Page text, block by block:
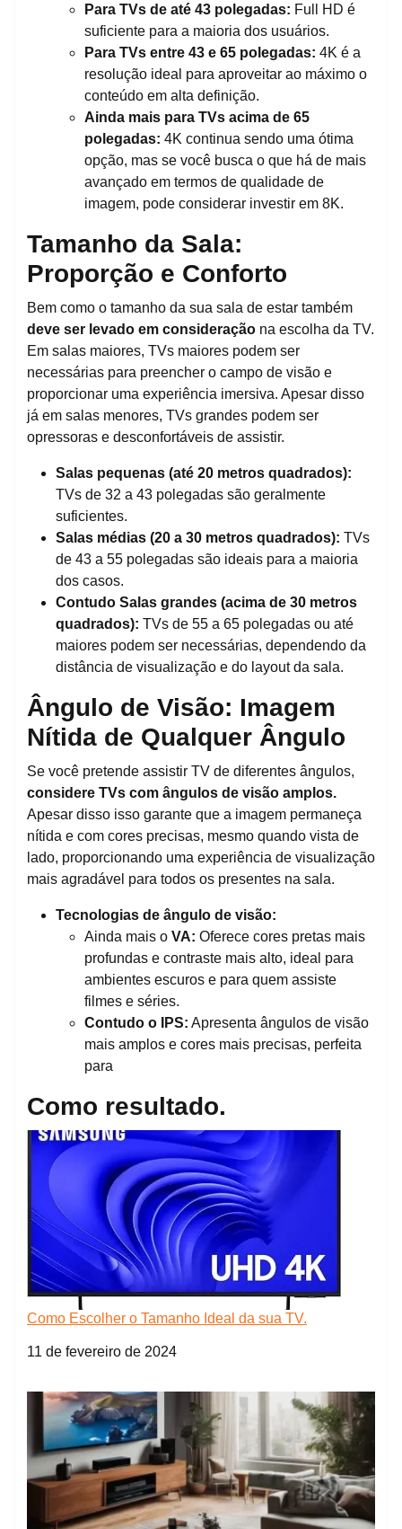
Para TVs de até 43 polegadas: Full HD é
suficiente para a maioria dos usuários.
Para TVs entre 43 e 65 polegadas: 4K é a
resolução ideal para aproveitar ao máximo o
conteúdo em alta definição.
Ainda mais para TVs acima de 65
polegadas: 4K continua sendo uma ótima
opção, mas se você busca o que há de mais
avançado em termos de qualidade de
imagem, pode considerar investir em 8K.
Tamanho da Sala:
Proporção e Conforto
Bem como o tamanho da sua sala de estar também
deve ser levado em consideração na escolha da TV.
Em salas maiores, TVs maiores podem ser
necessárias para preencher o campo de visão e
proporcionar uma experiência imersiva. Apesar disso
já em salas menores, TVs grandes podem ser
opressoras e desconfortáveis de assistir.
Salas pequenas (até 20 metros quadrados):
TVs de 32 a 43 polegadas são geralmente
suficientes.
Salas médias (20 a 30 metros quadrados): TVs
de 43 a 55 polegadas são ideais para a maioria
dos casos.
Contudo Salas grandes (acima de 30 metros
quadrados): TVs de 55 a 65 polegadas ou até
maiores podem ser necessárias, dependendo da
distância de visualização e do layout da sala.
Ângulo de Visão: Imagem
Nítida de Qualquer Ângulo
Se você pretende assistir TV de diferentes ângulos,
considere TVs com ângulos de visão amplos.
Apesar disso isso garante que a imagem permaneça
nítida e com cores precisas, mesmo quando vista de
lado, proporcionando uma experiência de visualização
mais agradável para todos os presentes na sala.
Tecnologias de ângulo de visão:
Ainda mais o VA: Oferece cores pretas mais
profundas e contraste mais alto, ideal para
ambientes escuros e para quem assiste
filmes e séries.
Contudo o
IPS: Apresenta ângulos de visão
mais amplos e cores mais precisas, perfeita
para
Como resultado.
Como Escolher o Tamanho Ideal da sua TV.
Data
11 de fevereiro de 2024